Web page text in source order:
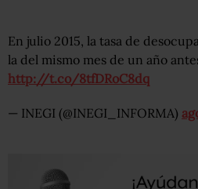
En julio 2015, la tasa de
la del mismo mes de un año
http://t.co/8tfDRoC8dq
— INEGI (@INEGI_INFORMA)